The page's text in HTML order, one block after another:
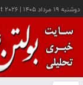
دوشنبه ۱۹ مرداد ۱۴۰۵ |
2026